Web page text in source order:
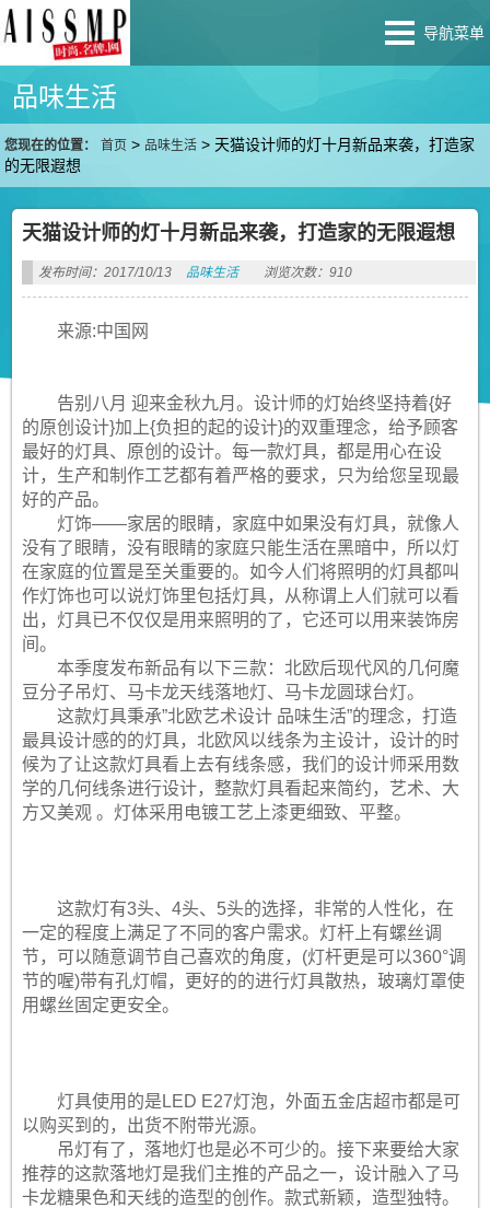
导航菜单
品味生活
您现在的位置： 首页 > 品味生活 > 天猫设计师的灯十月新品来袭，打造家
的无限遐想
天猫设计师的灯十月新品来袭，打造家的无限遐想
发布时间：2017/10/13 品味生活 浏览次数：910
来源:中国网
告别八月 迎来金秋九月。设计师的灯始终坚持着{好
的原创设计}加上{负担的起的设计}的双重理念，给予顾客
最好的灯具、原创的设计。每一款灯具，都是用心在设
计，生产和制作工艺都有着严格的要求，只为给您呈现最
好的产品。
灯饰——家居的眼睛，家庭中如果没有灯具，就像人
没有了眼睛，没有眼睛的家庭只能生活在黑暗中，所以灯
在家庭的位置是至关重要的。如今人们将照明的灯具都叫
作灯饰也可以说灯饰里包括灯具，从称谓上人们就可以看
出，灯具已不仅仅是用来照明的了，它还可以用来装饰房
间。
本季度发布新品有以下三款：北欧后现代风的几何魔
豆分子吊灯、马卡龙天线落地灯、马卡龙圆球台灯。
这款灯具秉承”北欧艺术设计 品味生活”的理念，打造
最具设计感的的灯具，北欧风以线条为主设计，设计的时
候为了让这款灯具看上去有线条感，我们的设计师采用数
学的几何线条进行设计，整款灯具看起来简约，艺术、大
方又美观 。灯体采用电镀工艺上漆更细致、平整。
这款灯有3头、4头、5头的选择，非常的人性化，在
一定的程度上满足了不同的客户需求。灯杆上有螺丝调
节，可以随意调节自己喜欢的角度，(灯杆更是可以360°调
节的喔)带有孔灯帽，更好的的进行灯具散热，玻璃灯罩使
用螺丝固定更安全。
灯具使用的是LED E27灯泡，外面五金店超市都是可
以购买到的，出货不附带光源。
吊灯有了，落地灯也是必不可少的。接下来要给大家
推荐的这款落地灯是我们主推的产品之一，设计融入了马
卡龙糖果色和天线的造型的创作。款式新颖，造型独特。